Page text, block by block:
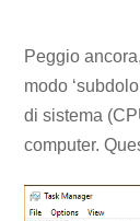
Peggio
modo
di sistema
computer.